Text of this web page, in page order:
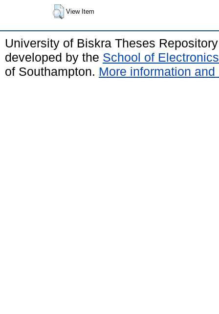
View Item
University of Biskra Theses
developed by the School of
of Southampton. More information